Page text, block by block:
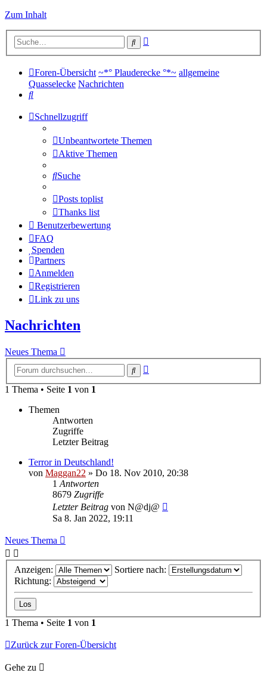
Zum Inhalt
Suche
Foren-Übersicht ~*° Plauderecke °*~ allgemeine
Quasselecke Nachrichten
Suche
Schnellzugriff
Unbeantwortete Themen
Aktive Themen
Suche
Posts toplist
Thanks list
Benutzerbewertung
FAQ
Spenden
Partners
Anmelden
Registrieren
Link zu uns
Nachrichten
Neues Thema
Suche
1 Thema • Seite 1 von 1
Themen
Antworten
Zugriffe
Letzter Beitrag
Terror in Deutschland!
von Maggan22 » Do 18. Nov 2010, 20:38
1 Antworten
8679 Zugriffe
Letzter Beitrag von N@dj@
Sa 8. Jan 2022, 19:11
Neues Thema
Anzeigen:
Sortiere nach:
Richtung:
1 Thema • Seite 1 von 1
Zurück zur Foren-Übersicht
Gehe zu